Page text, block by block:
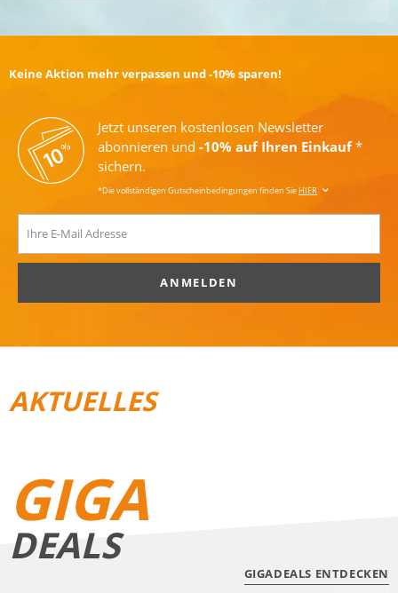
Keine Aktion mehr verpassen und -10% sparen!
Jetzt unseren kostenlosen Newsletter
abonnieren und -10% auf Ihren Einkauf*
sichern.
*Die vollständigen Gutscheinbedingungen finden SieHIER
ANMELDEN
AKTUELLES
GIGA
DEALS
GIGADEALS ENTDECKEN